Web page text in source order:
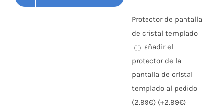
Protector de pantalla
de cristal templado
añadir el
protector de la
pantalla de cristal
templado al pedido
(2.99€) (+2.99€)